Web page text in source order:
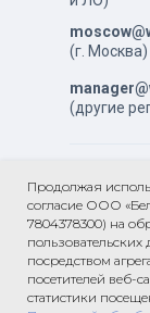
Продолжая
согласие ООО
7804378300) на
посредством
посетителей веб-
статистики
(другие
(г. Москва)
Политика в
соглашение
Публичный
Согласие на
данных